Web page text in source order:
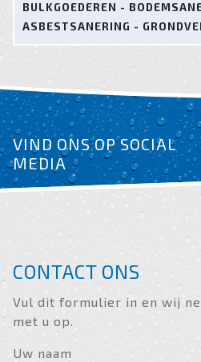
BULKGOEDEREN -
ASBESTSANERING -
VIND ONS OP SOCIAL
MEDIA
CONTACT ONS
Vul dit formulier in en wij
met u op.
Uw naam